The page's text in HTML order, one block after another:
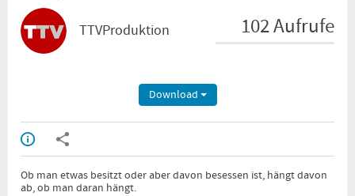
TTVProduktion 102 Aufrufe
Download
Ob man etwas besitzt oder aber davon besessen ist, hängt davon
ab, ob man daran hängt.